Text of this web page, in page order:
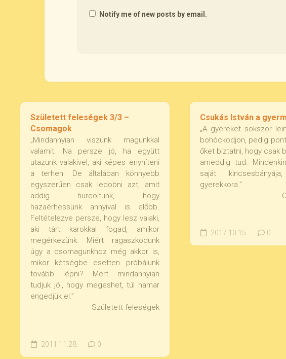
Notify me of new posts by email.
Született feleségek 3/3 –
Csomagok
„Mindannyian viszünk magunkkal
valamit. Na persze jó, ha együtt
utazunk valakivel, aki képes enyhíteni
a terhen. De általában könnyebb
egyszerűen csak ledobni azt, amit
addig hurcoltunk, hogy
hazaérhessünk annyival is előbb.
Feltételezve persze, hogy lesz valaki,
aki tárt karokkal fogad, amikor
megérkezünk. Miért ragaszkodunk
úgy a csomagunkhoz még akkor is,
mikor kétségbe esetten próbálunk
tovább lépni? Mert mindannyian
tudjuk jól, hogy megeshet, túl hamar
engedjük el.”
Született feleségek
2011.11.28. 0
Csukás István a
„A gyereket sokszor
bohóckodjon, pedig
őket biztatni, hogy csak
ameddig tud.
saját
gyerekkora.”
2017.10.15. 0